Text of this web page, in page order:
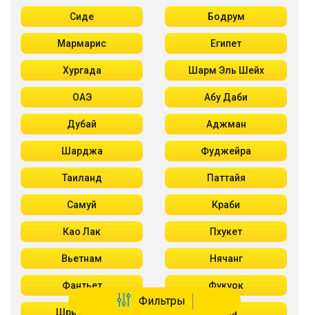
Фильтры
Сиде Бодрум
Мармарис Египет
Хургада Шарм Эль Шейх
ОАЭ Абу Даби
Дубай Аджман
Шарджа Фуджейра
Таиланд Паттайя
Самуй Краби
Као Лак Пхукет
Вьетнам Нячанг
Фантьет Фукуок
Шри Ланка Куба